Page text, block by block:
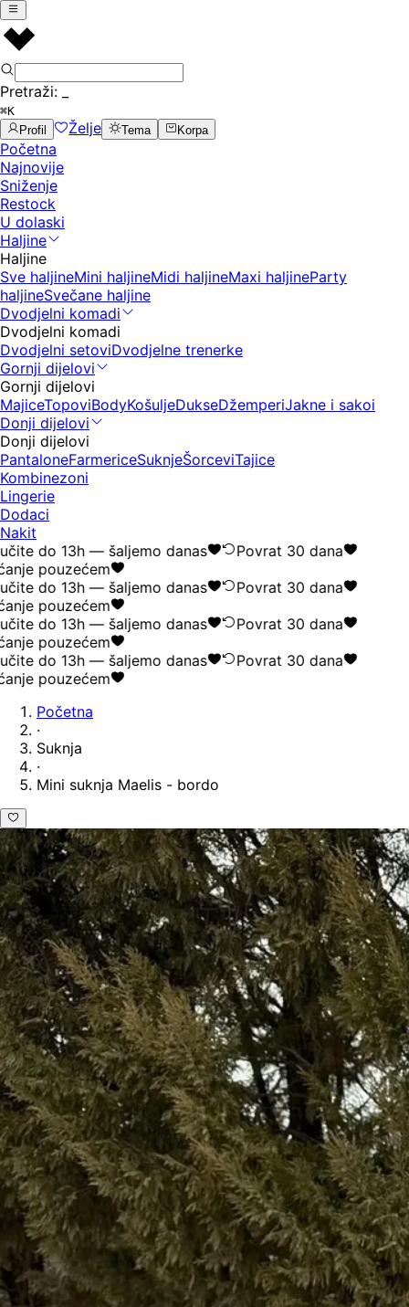
Pretraži:
⌘K
Profil
Želje Tema Korpa
Početna
Najnovije
Sniženje
Restock
U dolaski
Haljine
Haljine
Sve haljineMini haljineMidi haljineMaxi haljineParty
haljineSvečane haljine
Dvodjelni komadi
Dvodjelni komadi
Dvodjelni setoviDvodjelne trenerke
Gornji dijelovi
Gornji dijelovi
MajiceTopoviBodyKošuljeDukseDžemperiJakne i sakoi
Donji dijelovi
Donji dijelovi
PantaloneFarmericeSuknjeŠorceviTajice
Kombinezoni
Lingerie
Dodaci
Nakit
do 13h — šaljemo danas
Povrat 30 dana
pouzećem
do 13h — šaljemo danas
Povrat 30 dana
pouzećem
do 13h — šaljemo danas
Povrat 30 dana
pouzećem
do 13h — šaljemo danas
Povrat 30 dana
pouzećem
Početna
·
Suknja
·
Mini suknja Maelis - bordo